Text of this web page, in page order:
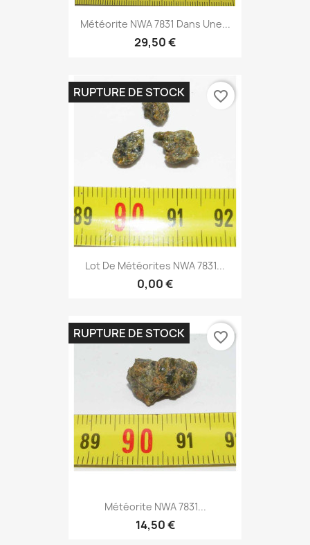
Météorite NWA 7831 Dans Une...
29,50 €
Lot De Météorites NWA 7831...
0,00 €
RUPTURE DE STOCK favorite_border
Météorite NWA 7831...
14,50 €
RUPTURE DE STOCK favorite_border